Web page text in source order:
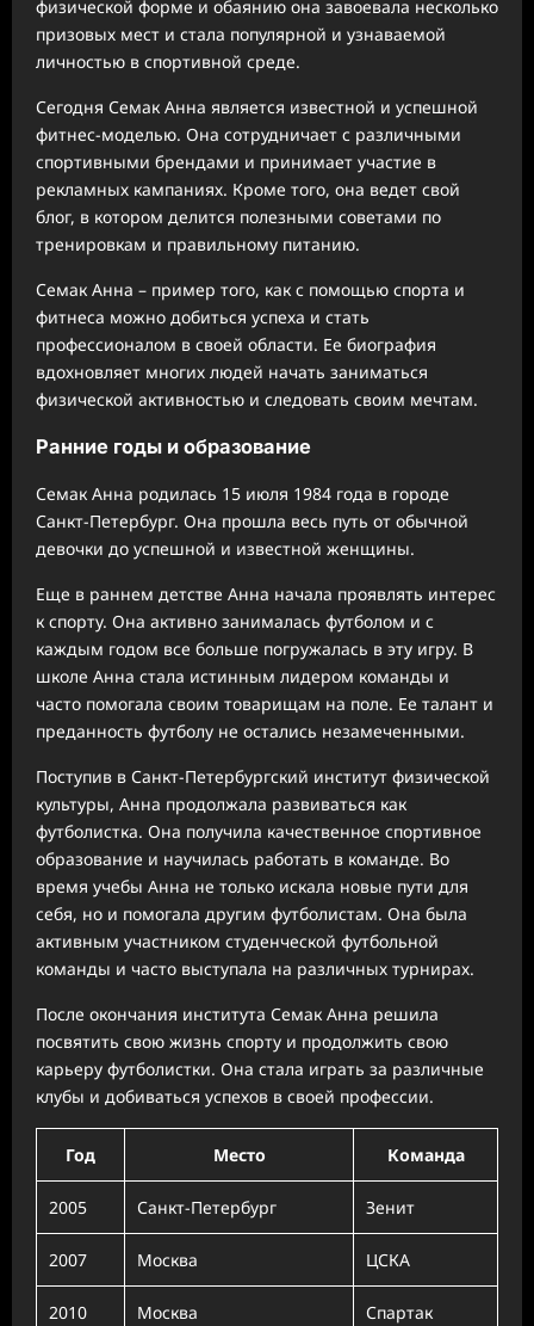
физической форме и обаянию она завоевала несколько
призовых мест и стала популярной и узнаваемой
личностью в спортивной среде.
Сегодня Семак Анна является известной и успешной
фитнес-моделью. Она сотрудничает с различными
спортивными брендами и принимает участие в
рекламных кампаниях. Кроме того, она ведет свой
блог, в котором делится полезными советами по
тренировкам и правильному питанию.
Семак Анна – пример того, как с помощью спорта и
фитнеса можно добиться успеха и стать
профессионалом в своей области. Ее биография
вдохновляет многих людей начать заниматься
физической активностью и следовать своим мечтам.
Ранние годы и образование
Семак Анна родилась 15 июля 1984 года в городе
Санкт-Петербург. Она прошла весь путь от обычной
девочки до успешной и известной женщины.
Еще в раннем детстве Анна начала проявлять интерес
к спорту. Она активно занималась футболом и с
каждым годом все больше погружалась в эту игру. В
школе Анна стала истинным лидером команды и
часто помогала своим товарищам на поле. Ее талант и
преданность футболу не остались незамеченными.
Поступив в Санкт-Петербургский институт физической
культуры, Анна продолжала развиваться как
футболистка. Она получила качественное спортивное
образование и научилась работать в команде. Во
время учебы Анна не только искала новые пути для
себя, но и помогала другим футболистам. Она была
активным участником студенческой футбольной
команды и часто выступала на различных турнирах.
После окончания института Семак Анна решила
посвятить свою жизнь спорту и продолжить свою
карьеру футболистки. Она стала играть за различные
клубы и добиваться успехов в своей профессии.
Год Место Команда
2005 Санкт-Петербург Зенит
2007 Москва ЦСКА
2010 Москва Спартак